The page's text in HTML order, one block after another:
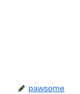
pawsome